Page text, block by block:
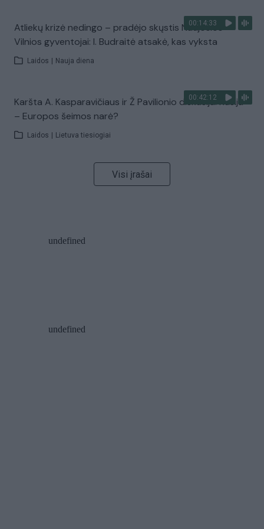
00:14:33
Atliekų krizė nedingo – pradėjo skųstis Naujosios
Vilnios gyventojai: I. Budraitė atsakė, kas vyksta
Laidos Nauja diena
00:42:12
Karšta A. Kasparavičiaus ir Ž Pavilionio diskusija: Rusija
– Europos šeimos narė?
Laidos Lietuva tiesiogiai
Visi įrašai